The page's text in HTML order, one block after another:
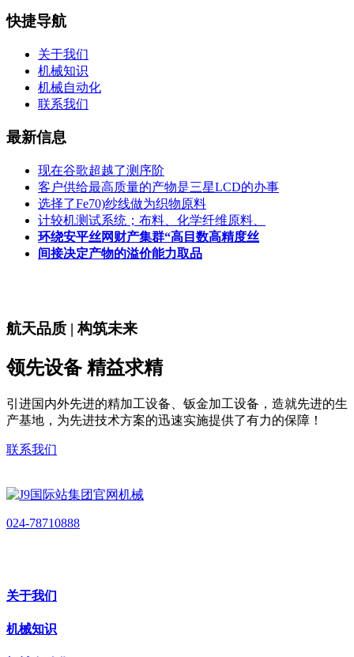
快捷导航
关于我们
机械知识
机械自动化
联系我们
最新信息
现在谷歌超越了测序阶
客户供给最高质量的产物是三星LCD的办事
选择了Fe70)纱线做为织物原料
计较机测试系统；布料、化学纤维原料、
环绕安平丝网财产集群“高目数高精度丝
间接决定产物的溢价能力取品
航天品质 | 构筑未来
领先设备 精益求精
引进国内外先进的精加工设备、钣金加工设备，造就先进的生
产基地，为先进技术方案的迅速实施提供了有力的保障！
联系我们
024-78710888
关于我们
机械知识